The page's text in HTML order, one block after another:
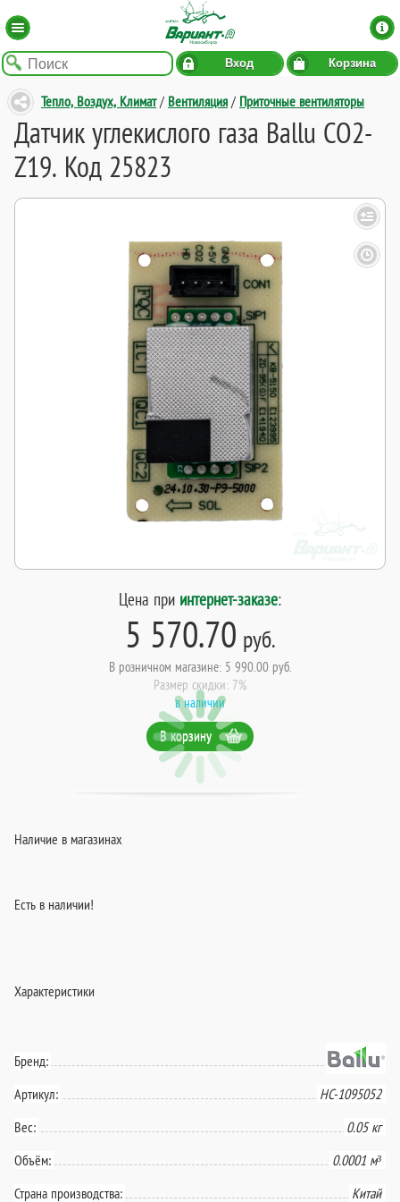
Вход Корзина
Тепло, Воздух, Климат/ Вентиляция / Приточные вентиляторы
Датчик углекислого газа Ballu CO2-
Z19. Код 25823
Цена при интернет-заказе:
5 570.70 руб.
В розничном магазине: 5 990.00 руб.
Размер скидки: 7%
в наличии
В корзину
Наличие в магазинах
Есть в наличии!
Характеристики
Бренд:
Артикул:
НС-1095052
Вес:
0.05 кг
Объём:
0.0001 м³
Страна производства:
Китай